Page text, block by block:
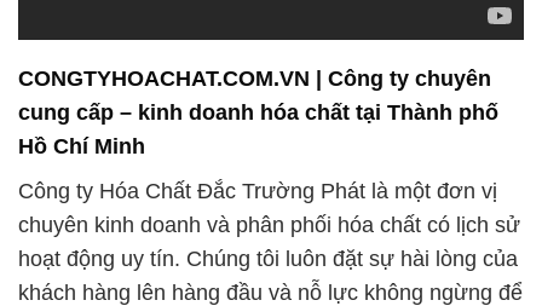
CONGTYHOACHAT.COM.VN | Công ty chuyên
cung cấp – kinh doanh hóa chất tại Thành phố
Hồ Chí Minh
Công ty Hóa Chất Đắc Trường Phát là một đơn vị
chuyên kinh doanh và phân phối hóa chất có lịch sử
hoạt động uy tín. Chúng tôi luôn đặt sự hài lòng của
khách hàng lên hàng đầu và nỗ lực không ngừng để